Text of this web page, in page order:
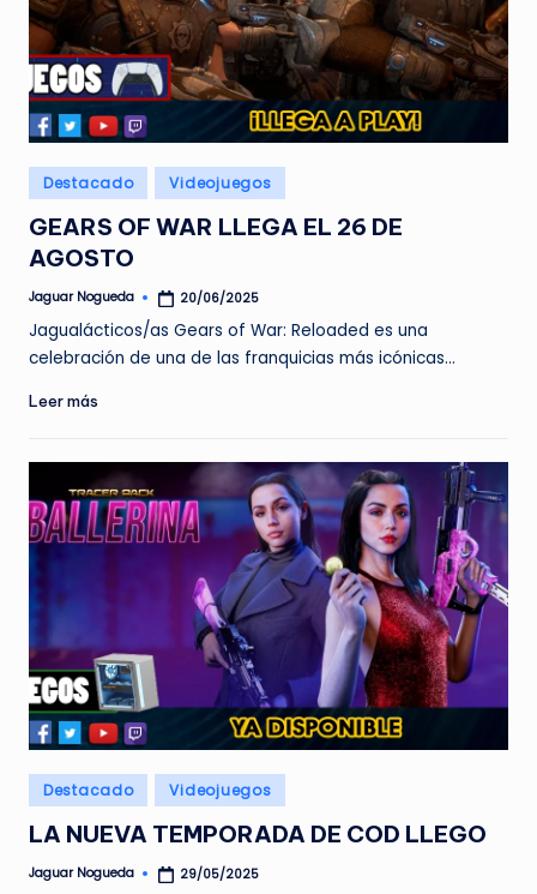
Publicado
en
Destacado Videojuegos
GEARS OF WAR LLEGA EL 26 DE
AGOSTO
Publicado
Jaguar Nogueda 20/06/2025
Jagualácticos/as Gears of War: Reloaded es una
celebración de una de las franquicias más icónicas…
Leer más
Publicado
en
Destacado Videojuegos
LA NUEVA TEMPORADA DE COD LLEGO
Publicado
Jaguar Nogueda 29/05/2025